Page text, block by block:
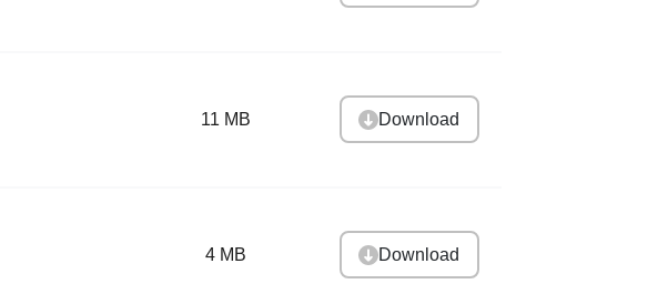
11 MB Download
4 MB Download